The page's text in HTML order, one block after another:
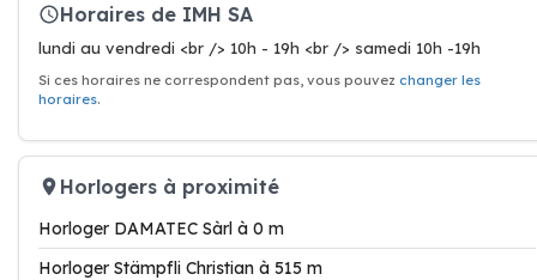
Horaires de IMH SA
lundi au vendredi <br /> 10h - 19h <br /> samedi 10h -19h
Si ces horaires ne correspondent pas, vous pouvez changer les
horaires.
Horlogers à proximité
Horloger DAMATEC Sàrl à 0 m
Horloger Stämpfli Christian à 515 m